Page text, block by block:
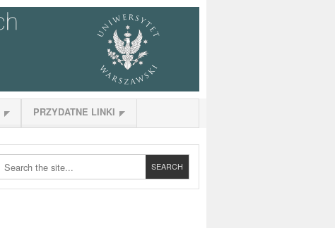
PRZYDATNE LINKI